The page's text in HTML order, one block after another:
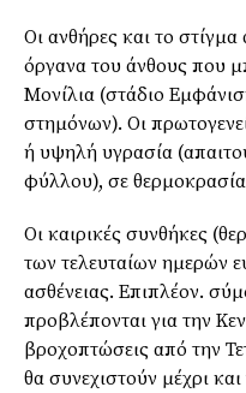
Οι ανθήρες και το
όργανα του άνθους που
Μονίλια (στάδιο
στημόνων). Οι
ή υψηλή υγρασία
φύλλου), σε
Οι καιρικές συνθήκες
των τελευταίων ημερών
ασθένειας. Επιπλέον.
προβλέπονται για την
βροχοπτώσεις από την
θα συνεχιστούν μέχρι